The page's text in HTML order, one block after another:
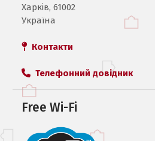
Харків, 61002
Україна
Контакти
Телефонний довідник
Free Wi-Fi